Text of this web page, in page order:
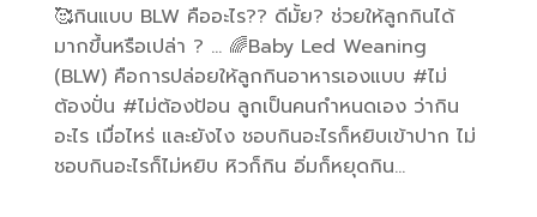
🥰กินแบบ BLW คืออะไร?? ดีมั้ย? ช่วยให้ลูกกินได้
มากขึ้นหรือเปล่า ? … 🌈Baby Led Weaning
(BLW) คือการปล่อยให้ลูกกินอาหารเองแบบ #ไม่
ต้องปั่น #ไม่ต้องป้อน ลูกเป็นคนกำหนดเอง ว่ากิน
อะไร เมื่อไหร่ และยังไง ชอบกินอะไรก็หยิบเข้าปาก ไม่
ชอบกินอะไรก็ไม่หยิบ หิวก็กิน อิ่มก็หยุดกิน...